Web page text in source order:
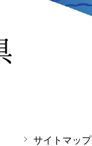
サイトマップ